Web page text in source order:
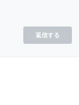
返信する